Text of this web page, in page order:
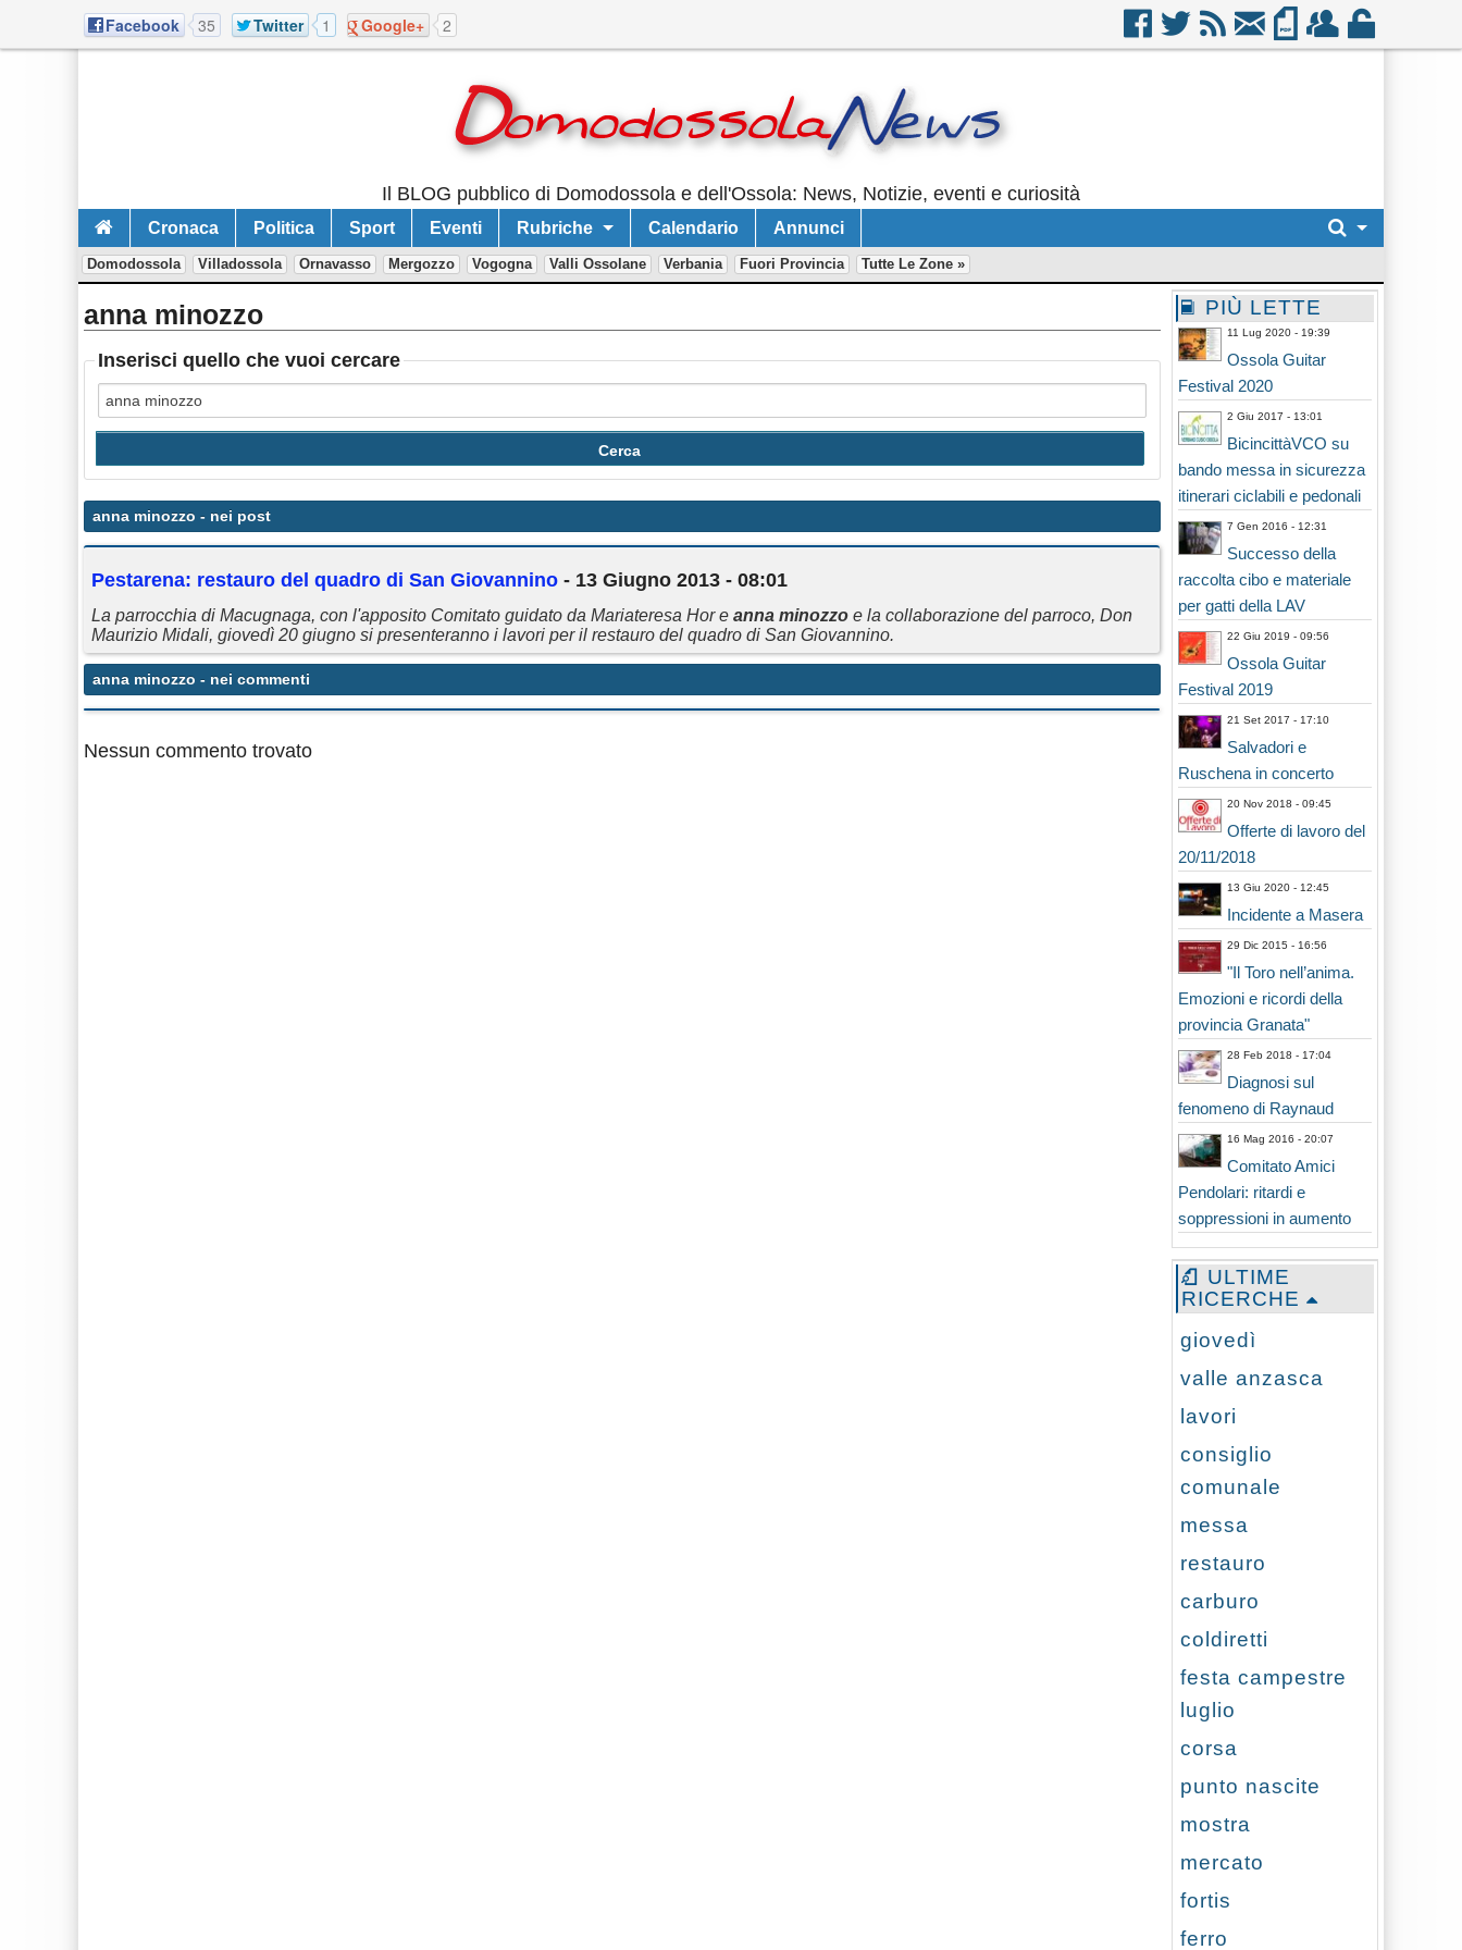
Facebook 35 Twitter 1 Google+ 2
Il BLOG pubblico di Domodossola e dell'Ossola: News, Notizie, eventi e curiosità
Cronaca Politica Sport Eventi Rubriche Calendario Annunci
Domodossola Villadossola Ornavasso Mergozzo Vogogna Valli Ossolane Verbania Fuori Provincia Tutte Le Zone »
anna minozzo
Inserisci quello che vuoi cercare
anna minozzo - nei post
Pestarena: restauro del quadro di San Giovannino - 13 Giugno 2013 - 08:01
La parrocchia di Macugnaga, con l'apposito Comitato guidato da Mariateresa Hor e anna minozzo e la collaborazione del parroco, Don
Maurizio Midali, giovedì 20 giugno si presenteranno i lavori per il restauro del quadro di San Giovannino.
anna minozzo - nei commenti
Nessun commento trovato
PIÙ LETTE
11 Lug 2020 - 19:39
Ossola Guitar
Festival 2020
2 Giu 2017 - 13:01
BicincittàVCO su
bando messa in sicurezza
itinerari ciclabili e pedonali
7 Gen 2016 - 12:31
Successo della
raccolta cibo e materiale
per gatti della LAV
22 Giu 2019 - 09:56
Ossola Guitar
Festival 2019
21 Set 2017 - 17:10
Salvadori e
Ruschena in concerto
20 Nov 2018 - 09:45
Offerte di lavoro del
20/11/2018
13 Giu 2020 - 12:45
Incidente a Masera
29 Dic 2015 - 16:56
"Il Toro nell’anima.
Emozioni e ricordi della
provincia Granata"
28 Feb 2018 - 17:04
Diagnosi sul
fenomeno di Raynaud
16 Mag 2016 - 20:07
Comitato Amici
Pendolari: ritardi e
soppressioni in aumento
ULTIME
RICERCHE
giovedì
valle anzasca
lavori
consiglio
comunale
messa
restauro
carburo
coldiretti
festa campestre
luglio
corsa
punto nascite
mostra
mercato
fortis
ferro